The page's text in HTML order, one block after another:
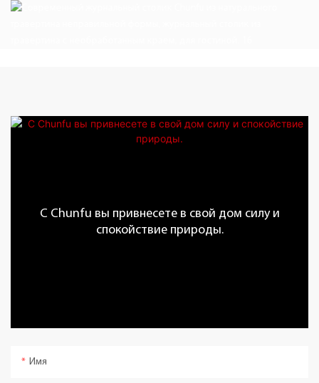
С Chunfu вы привнесете в свой дом силу и
спокойствие природы.
Имя